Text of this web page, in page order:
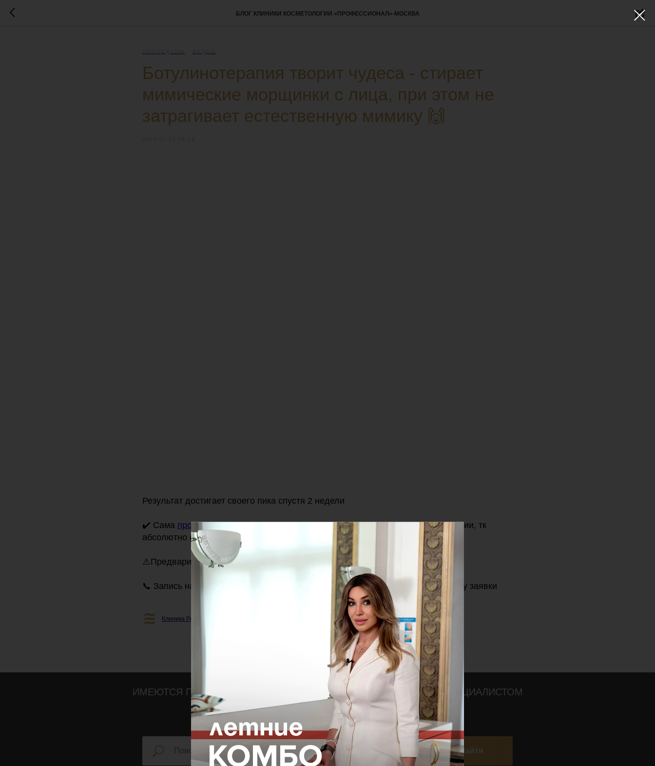
БЛОГ КЛИНИКИ КОСМЕТОЛОГИИ «ПРОФЕССИОНАЛ»-МОСКВА
Ботулинотерапия творит чудеса - стирает
мимические морщинки с лица, при этом не
затрагивает естественную мимику 🙌
Результат достигает своего пика спустя 2 недели
✔️ Сама процедурапо времени занимает 10-15 минут, проводится без анестезии, тк
абсолютно комфортна и безболезненна⠀
⚠️Предварительно необходима консультация специалиста
📞 Запись на приём по телефону, указанному нанашем сайте или через форму заявки
Клиника Professional-Москва
ИМЕЮТСЯ ПРОТИВОПОКАЗАНИЯ, ПРОКОНСУЛЬТИРУЙТЕСЬ СО СПЕЦИАЛИСТОМ
18+
Найти